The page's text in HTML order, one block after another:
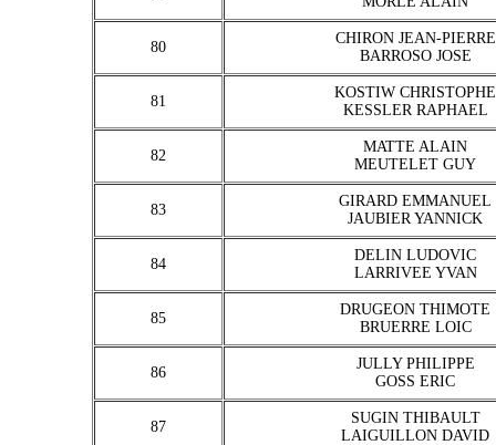
80
CHIRON JEAN-PIERRE
BARROSO JOSE
81
KOSTIW CHRISTOPHE
KESSLER RAPHAEL
82
MATTE ALAIN
MEUTELET GUY
83
GIRARD EMMANUEL
JAUBIER YANNICK
84
DELIN LUDOVIC
LARRIVEE YVAN
85
DRUGEON THIMOTE
BRUERRE LOIC
86
JULLY PHILIPPE
GOSS ERIC
87
SUGIN THIBAULT
LAIGUILLON DAVID